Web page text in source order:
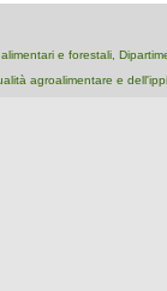
e forestali,
agroalimentare e